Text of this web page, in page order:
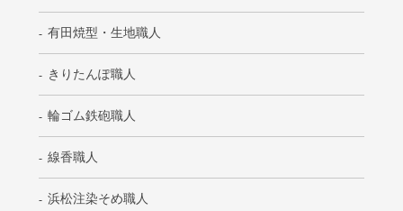
有田焼型・生地職人
きりたんぽ職人
輪ゴム鉄砲職人
線香職人
浜松注染そめ職人